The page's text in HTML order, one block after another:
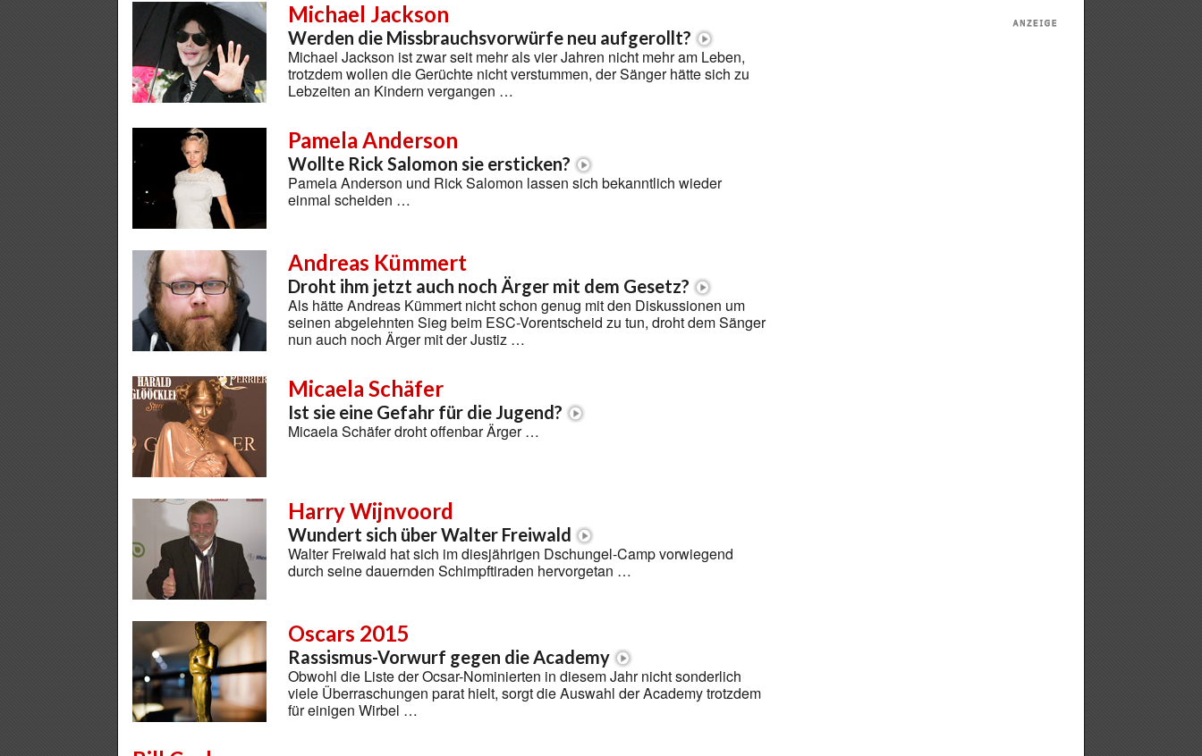
Michael Jackson
Werden die Missbrauchsvorwürfe neu aufgerollt?
Michael Jackson ist zwar seit mehr als vier Jahren nicht mehr am Leben,
trotzdem wollen die Gerüchte nicht verstummen, der Sänger hätte sich zu
Lebzeiten an Kindern vergangen …
Pamela Anderson
Wollte Rick Salomon sie ersticken?
Pamela Anderson und Rick Salomon lassen sich bekanntlich wieder
einmal scheiden …
Andreas Kümmert
Droht ihm jetzt auch noch Ärger mit dem Gesetz?
Als hätte Andreas Kümmert nicht schon genug mit den Diskussionen um
seinen abgelehnten Sieg beim ESC-Vorentscheid zu tun, droht dem Sänger
nun auch noch Ärger mit der Justiz …
Micaela Schäfer
Ist sie eine Gefahr für die Jugend?
Micaela Schäfer droht offenbar Ärger …
Harry Wijnvoord
Wundert sich über Walter Freiwald
Walter Freiwald hat sich im diesjährigen Dschungel-Camp vorwiegend
durch seine dauernden Schimpftiraden hervorgetan …
Oscars 2015
Rassismus-Vorwurf gegen die Academy
Obwohl die Liste der Ocsar-Nominierten in diesem Jahr nicht sonderlich
viele Überraschungen parat hielt, sorgt die Auswahl der Academy trotzdem
für einigen Wirbel …